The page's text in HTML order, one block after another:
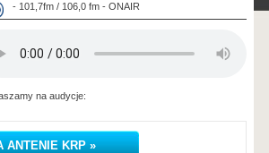
- 101,7fm / 106,0 fm - ONAIR
na audycje:
ANTENIE KRP »